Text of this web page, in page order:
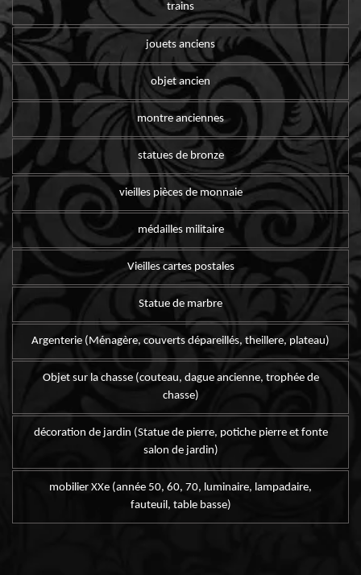
trains
jouets anciens
objet ancien
montre anciennes
statues de bronze
vieilles pièces de monnaie
médailles militaire
Vieilles cartes postales
Statue de marbre
Argenterie (Ménagère, couverts dépareillés, theillere, plateau)
Objet sur la chasse (couteau, dague ancienne, trophée de
chasse)
décoration de jardin (Statue de pierre, potiche pierre et fonte
salon de jardin)
mobilier XXe (année 50, 60, 70, luminaire, lampadaire,
fauteuil, table basse)